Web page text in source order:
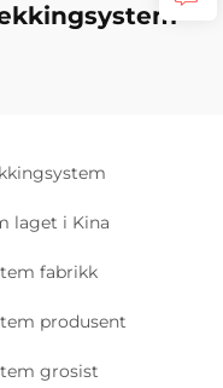
laget i Kina
fabrikk
produsent
grosist